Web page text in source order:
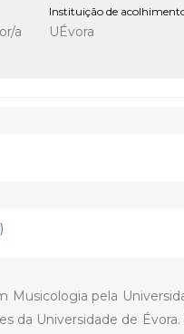
a
Instituição de
UÉvora
Musicologia pela
da Universidade de